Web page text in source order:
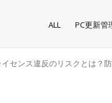
ALL PC更新管
センス違反のリスクとは？